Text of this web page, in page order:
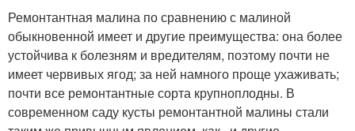
Ремонтантная малина по сравнению с малиной
обыкновенной имеет и другие преимущества: она более
устойчива к болезням и вредителям, поэтому почти не
имеет червивых ягод; за ней намного проще ухаживать;
почти все ремонтантные сорта крупноплодны. В
современном саду кусты ремонтантной малины стали